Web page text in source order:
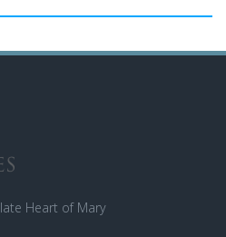
Heart of Mary